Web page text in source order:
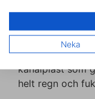
erbjuder den
hög kvalitet.
Våra
kanalplast som
helt regn och
Neka